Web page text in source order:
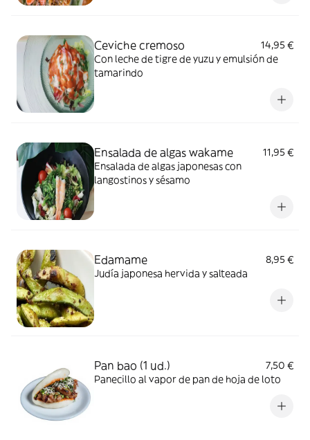
Ceviche cremoso
14,95 €
Con leche de tigre de yuzu y emulsión de
tamarindo
Ensalada de algas wakame
11,95 €
Ensalada de algas japonesas con
langostinos y sésamo
Edamame
8,95 €
Judía japonesa hervida y salteada
Pan bao (1 ud.)
7,50 €
Panecillo al vapor de pan de hoja de loto